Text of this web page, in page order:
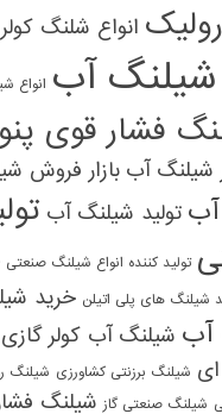
انواع شلنگ
شیلنگ آب انواع
فشار قوی
شیلنگ آب بازار فروش
تولید شیلنگ آب
تولید کننده انواع شیلنگ صنعتی
شیلنگ های پلی اتیلن خرید
آب شیلنگ آب کولر گازی
شیلنگ برزنتی کشاورزی شیلنگ
شیلنگ صنعتی گاز شیلنگ